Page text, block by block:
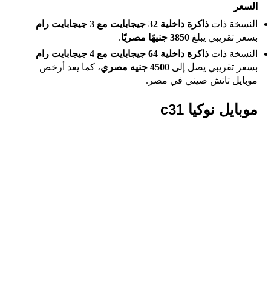
السعر
النسخة ذاتذاكرة داخلية 32 جيجابايت مع 3 جيجابايت رام
بسعر تقريبي يبلغ3850 جنيهًا مصريًا
.
النسخة ذاتذاكرة داخلية 64 جيجابايت مع 4 جيجابايت رام
بسعر تقريبي يصل إلى4500 جنيه مصري
، كما يعد أرخص
موبايل تاتش صيني في مصر.
موبايل نوكيا c31